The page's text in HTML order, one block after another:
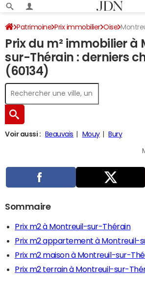
Patrimoine Prix immobilier Oise
Prix du m² immobilier à
sur-Thérain : derniers
(60134)
Voir aussi : Beauvais Mouy Bury
Sommaire
Prix m2 à Montreuil-sur-Thérain
Prix m2 appartement à Montreuil-
Prix m2 maison à Montreuil-sur-
Prix m2 terrain à Montreuil-sur-